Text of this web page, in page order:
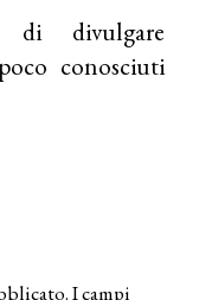
di divulgare
conosciuti
I campi